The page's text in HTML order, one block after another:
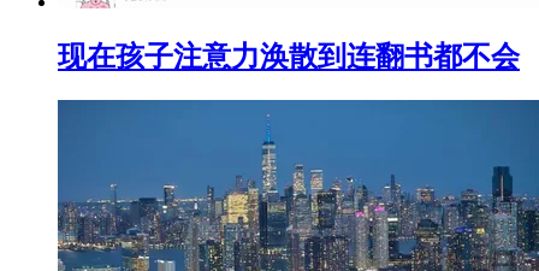
现在孩子注意力涣散到连翻书都不会